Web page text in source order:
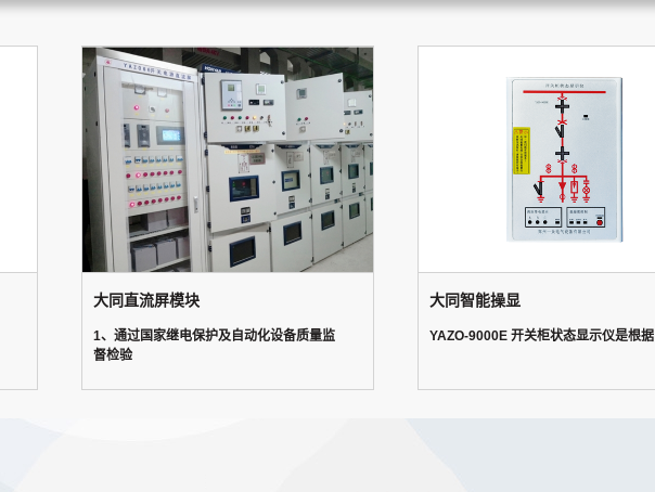
大同直流屏模块
1、通过国家继电保护及自动化设备质量监
督检验
大同智能操显
YAZO-9000E 开关柜状态显示仪是根据